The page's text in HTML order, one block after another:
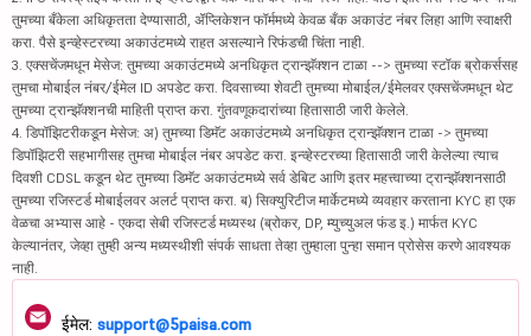
तुमच्या बँकेला अधिकृतता देण्यासाठी, ॲप्लिकेशन फॉर्ममध्ये केवळ बँक अकाउंट नंबर लिहा आणि स्वाक्षरी
करा. पैसे इन्व्हेस्टरच्या अकाउंटमध्ये राहत असल्याने रिफंडची चिंता नाही.
3. एक्सचेंजमधून मेसेज: तुमच्या अकाउंटमध्ये अनधिकृत ट्रान्झॅक्शन टाळा --> तुमच्या स्टॉक ब्रोकर्ससह
तुमचा मोबाईल नंबर/ईमेल ID अपडेट करा. दिवसाच्या शेवटी तुमच्या मोबाईल/ईमेलवर एक्सचेंजमधून थेट
तुमच्या ट्रान्झॅक्शनची माहिती प्राप्त करा. गुंतवणूकदारांच्या हितासाठी जारी केलेले.
4. डिपॉझिटरीकडून मेसेज: अ) तुमच्या डिमॅट अकाउंटमध्ये अनधिकृत ट्रान्झॅक्शन टाळा -> तुमच्या
डिपॉझिटरी सहभागीसह तुमचा मोबाईल नंबर अपडेट करा. इन्व्हेस्टरच्या हितासाठी जारी केलेल्या त्याच
दिवशी CDSL कडून थेट तुमच्या डिमॅट अकाउंटमध्ये सर्व डेबिट आणि इतर महत्त्वाच्या ट्रान्झॅक्शनसाठी
तुमच्या रजिस्टर्ड मोबाईलवर अलर्ट प्राप्त करा. ब) सिक्युरिटीज मार्केटमध्ये व्यवहार करताना KYC हा एक
वेळचा अभ्यास आहे - एकदा सेबी रजिस्टर्ड मध्यस्थ (ब्रोकर, DP, म्युच्युअल फंड इ.) मार्फत KYC
केल्यानंतर, जेव्हा तुम्ही अन्य मध्यस्थीशी संपर्क साधता तेव्हा तुम्हाला पुन्हा समान प्रोसेस करणे आवश्यक
नाही.
ईमेल: support@5paisa.com